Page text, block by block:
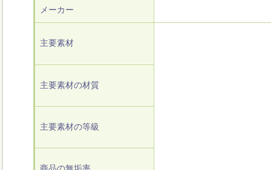
メーカー
主要素材
主要素材の材質
主要素材の等級